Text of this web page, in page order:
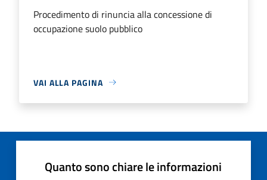
Procedimento di rinuncia alla concessione di
occupazione suolo pubblico
VAI ALLA PAGINA
Quanto sono chiare le informazioni